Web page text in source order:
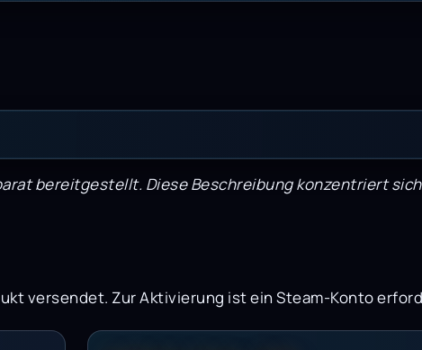
bereitgestellt. Diese Beschreibung konzentriert
versendet. Zur Aktivierung ist ein Steam-Konto